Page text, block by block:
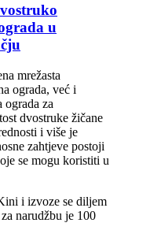
u
mrežasta
ograda, već i
ograda za
dvostruke žičane
i više je
zahtjeve postoji
se mogu koristiti u
i izvoze se diljem
narudžbu je 100